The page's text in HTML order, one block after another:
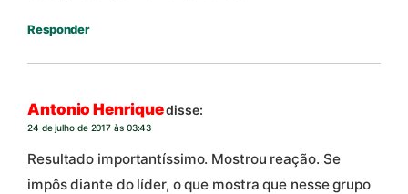
Responder
Antonio Henriquedisse:
24 de julho de 2017 às 03:43
Resultado importantíssimo. Mostrou reação. Se
impôs diante do líder, o que mostra que nesse grupo